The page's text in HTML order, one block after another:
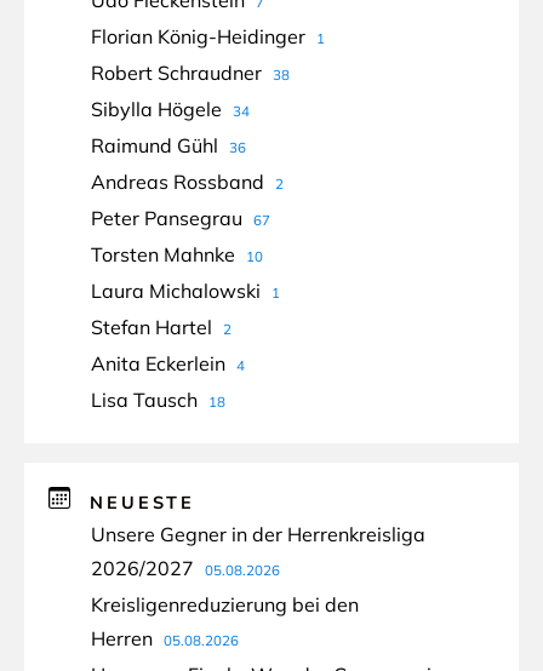
Florian König-Heidinger 1
Robert Schraudner 38
Sibylla Högele 34
Raimund Gühl 36
Andreas Rossband 2
Peter Pansegrau 67
Torsten Mahnke 10
Laura Michalowski 1
Stefan Hartel 2
Anita Eckerlein 4
Lisa Tausch 18
NEUESTE
Unsere Gegner in der Herrenkreisliga
2026/2027
05.08.2026
Kreisligenreduzierung bei den
Herren
05.08.2026